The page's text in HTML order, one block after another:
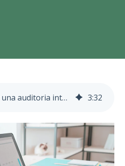
¿Cómo realizar una auditoria interna virtual? 3:32